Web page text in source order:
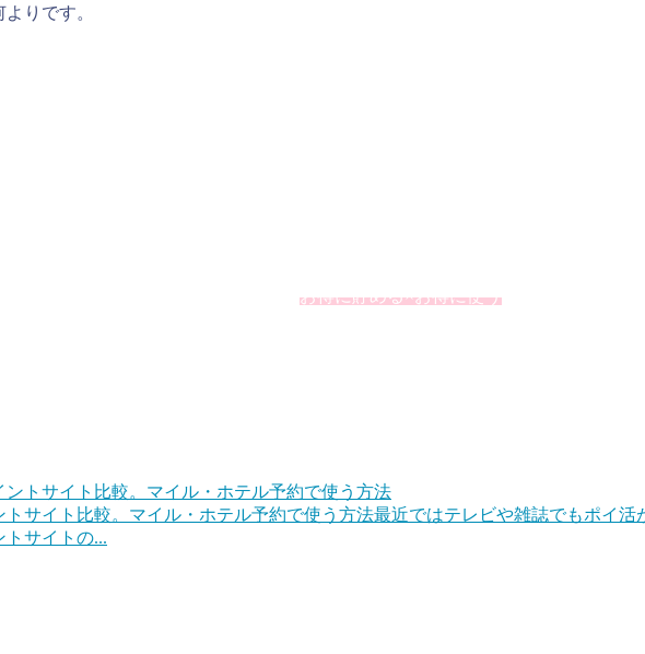
りです。
お得に貯める×お得に使う
トサイト比較。マイル・ホテル予約で使う方法最近ではテレビや雑誌でもポイ活
サイトの...